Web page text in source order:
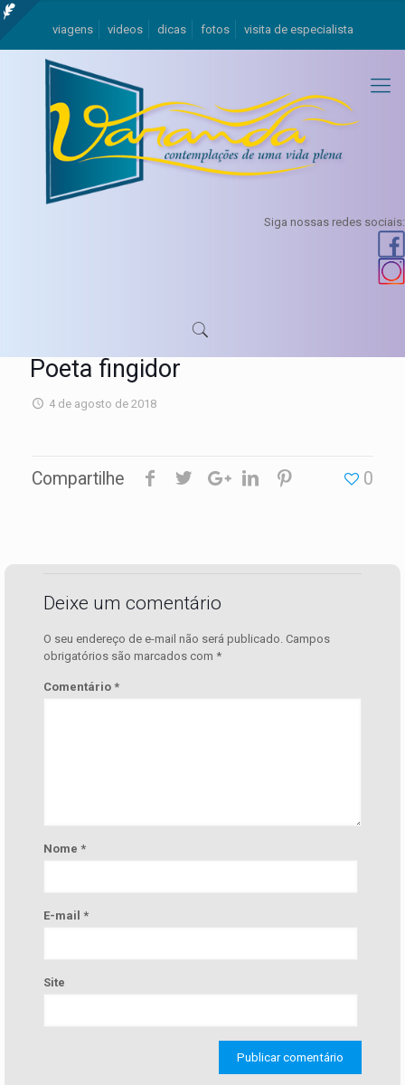
viagens videos dicas fotos visita de especialista
Siga nossas redes sociais:
Poeta fingidor
4 de agosto de 2018
Compartilhe 0
Deixe um comentário
O seu endereço de e-mail não será publicado. Campos
obrigatórios são marcados com *
Comentário *
Nome *
E-mail *
Site